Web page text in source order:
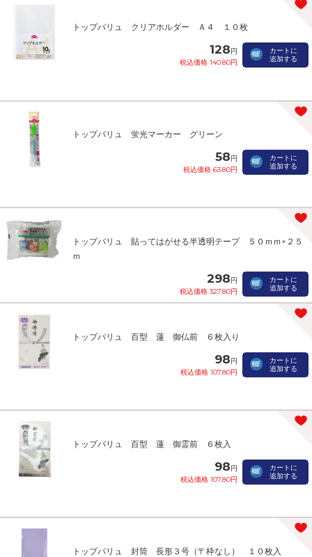
トップバリュ クリアホルダー Ａ４ １０枚
128円
税込価格 140.80円
カートに
追加する
トップバリュ 蛍光マーカー グリーン
58円
税込価格 63.80円
カートに
追加する
トップバリュ 貼ってはがせる半透明テープ ５０ｍｍ×２５
ｍ
298円
税込価格 327.80円
カートに
追加する
トップバリュ 百型 蓮 御仏前 ６枚入り
98円
税込価格 107.80円
カートに
追加する
トップバリュ 百型 蓮 御霊前 ６枚入
98円
税込価格 107.80円
カートに
追加する
トップバリュ 封筒 長形３号（〒枠なし） １０枚入